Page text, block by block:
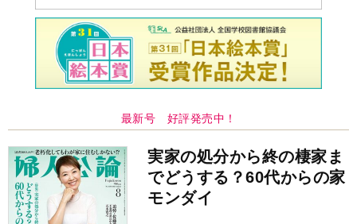
最新号 好評発売中！
実家の処分から終の棲家ま
でどうする？60代からの家
モンダイ